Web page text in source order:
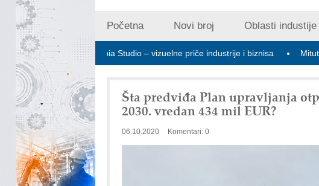
Početna Novi broj Oblasti industije
Art Utopia Studio – vizuelne priče industrije i biznisa Mitutoyo
Šta predviđa Plan upravljanja
2030. vredan 434 mil EUR?
06.10.2020 Komentari: 0